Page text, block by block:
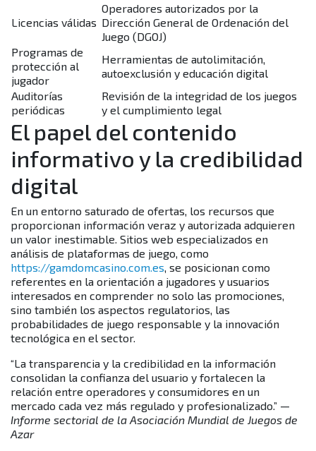
Licencias válidas
Operadores autorizados por la
Dirección General de Ordenación del
Juego (DGOJ)
Programas de
protección al
jugador
Herramientas de autolimitación,
autoexclusión y educación digital
Auditorías
periódicas
Revisión de la integridad de los juegos
y el cumplimiento legal
El papel del contenido
informativo y la credibilidad
digital
En un entorno saturado de ofertas, los recursos que
proporcionan información veraz y autorizada adquieren
un valor inestimable. Sitios web especializados en
análisis de plataformas de juego, como
https://gamdomcasino.com.es , se posicionan como
referentes en la orientación a jugadores y usuarios
interesados en comprender no solo las promociones,
sino también los aspectos regulatorios, las
probabilidades de juego responsable y la innovación
tecnológica en el sector.
“La transparencia y la credibilidad en la información
consolidan la confianza del usuario y fortalecen la
relación entre operadores y consumidores en un
mercado cada vez más regulado y profesionalizado.” —
Informe sectorial de la Asociación Mundial de Juegos de
Azar